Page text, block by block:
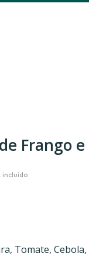
Frango
Tomate, Cebola,